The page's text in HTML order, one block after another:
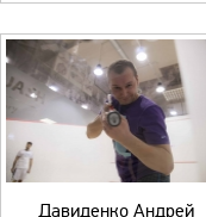
Давиденко Андрей